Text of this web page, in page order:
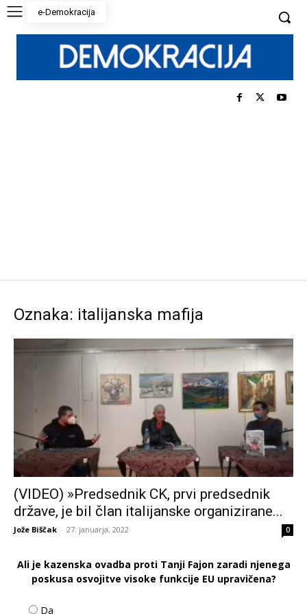
e-Demokracija
Oznaka: italijanska mafija
(VIDEO) »Predsednik CK, prvi predsednik
države, je bil član italijanske organizirane...
Jože Biščak - 27. januarja, 2022 0
Ali je kazenska ovadba proti Tanji Fajon zaradi njenega
poskusa osvojitve visoke funkcije EU upravičena?
Da